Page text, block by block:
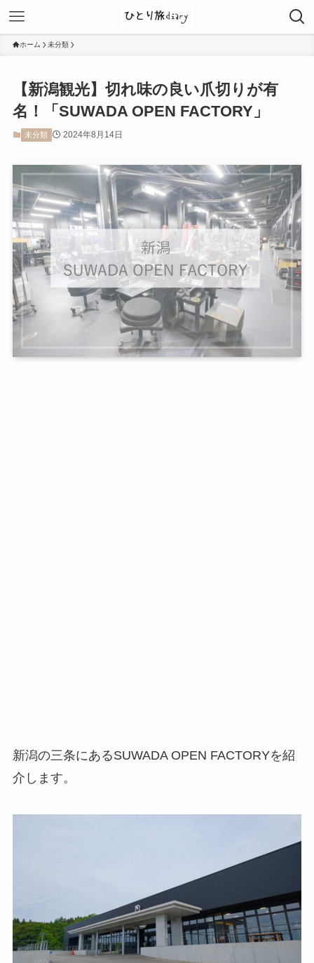
ホーム 未分類
【新潟観光】切れ味の良い爪切りが有
名！「SUWADA OPEN FACTORY」
未分類 2024年8月14日
新潟の三条にあるSUWADA OPEN FACTORYを紹
介します。